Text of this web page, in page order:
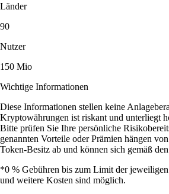
Länder
90
Nutzer
150 Mio
Wichtige Informationen
Diese Informationen stellen keine
Kryptowährungen ist riskant und unterliegt
Bitte prüfen Sie Ihre persönliche
genannten Vorteile oder Prämien hängen
Token-Besitz ab und können sich gemäß
*0 % Gebühren bis zum Limit der
und weitere Kosten sind möglich.